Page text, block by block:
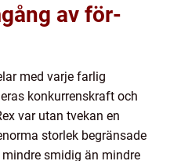
av för-
med varje farlig
konkurrenskraft och
var utan tvekan en
storlek begränsade
smidig än mindre